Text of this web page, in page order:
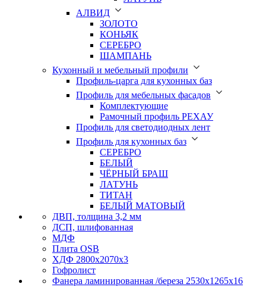
АЛВИД
ЗОЛОТО
КОНЬЯК
СЕРЕБРО
ШАМПАНЬ
Кухонный и мебельный профили
Профиль-царга для кухонных баз
Профиль для мебельных фасадов
Комплектующие
Рамочный профиль РЕХАУ
Профиль для светодиодных лент
Профиль для кухонных баз
СЕРЕБРО
БЕЛЫЙ
ЧЁРНЫЙ БРАШ
ЛАТУНЬ
ТИТАН
БЕЛЫЙ МАТОВЫЙ
ДВП, толщина 3,2 мм
ДСП, шлифованная
МДФ
Плита OSB
ХДФ 2800х2070х3
Гофролист
Фанера ламинированная /береза 2530х1265х16